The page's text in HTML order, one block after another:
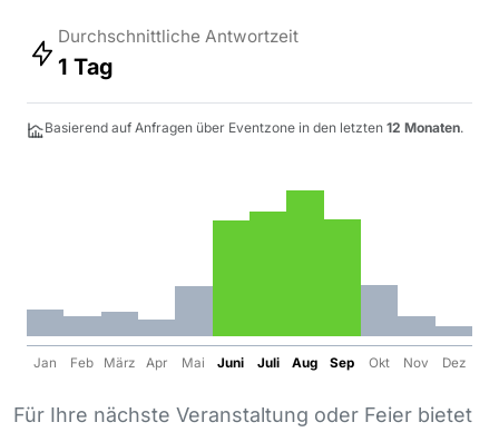
Durchschnittliche Antwortzeit
1 Tag
Basierend auf Anfragen über Eventzone in den letzten 12 Monaten.
Jan Feb März Apr Mai Juni Juli Aug Sep Okt Nov Dez
Für Ihre nächste Veranstaltung oder Feier bietet